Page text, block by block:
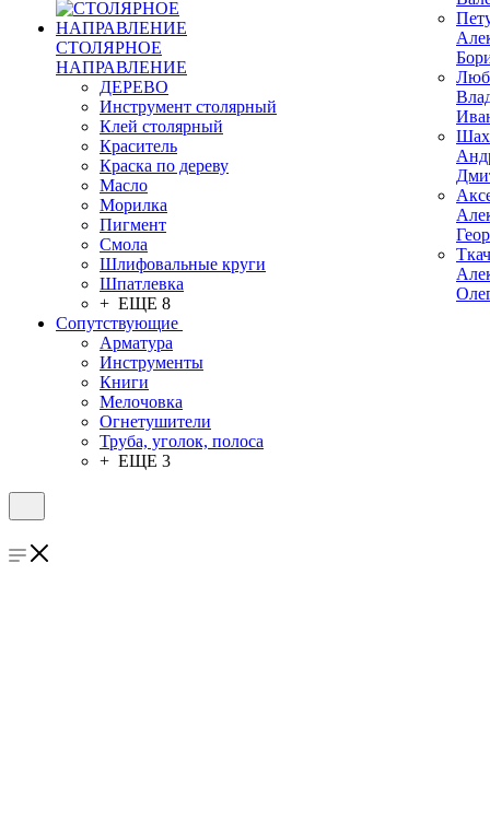
СТОЛЯРНОЕ
НАПРАВЛЕНИЕ
ДЕРЕВО
Инструмент столярный
Клей столярный
Краситель
Краска по дереву
Масло
Морилка
Пигмент
Смола
Шлифовальные круги
Шпатлевка
+ ЕЩЕ 8
Сопутствующие
Арматура
Инструменты
Книги
Мелочовка
Огнетушители
Труба, уголок, полоса
+ ЕЩЕ 3